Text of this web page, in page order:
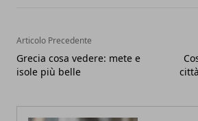
Articolo Precedente
Grecia cosa vedere: mete e
isole più belle